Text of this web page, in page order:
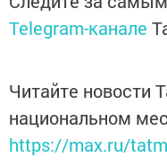
Telegram-канале
Читайте новости
национальном
https://max.ru/